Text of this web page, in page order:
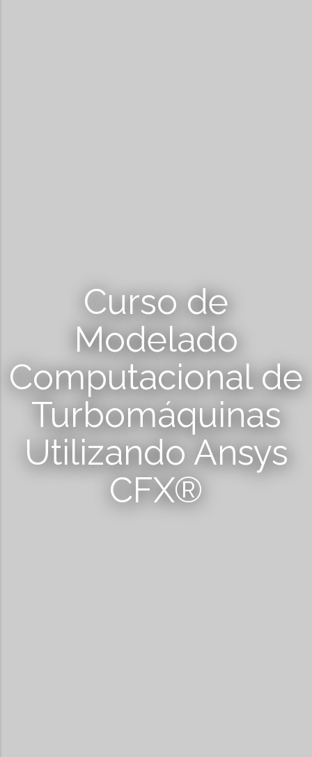
Curso de
Modelado
Computacional de
Turbomáquinas
Utilizando Ansys
CFX®